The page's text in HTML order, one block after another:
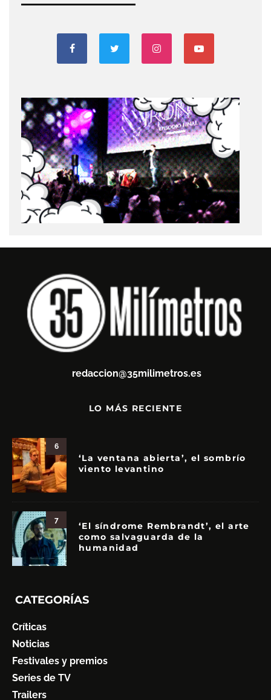
redaccion@35milimetros.es
LO MÁS RECIENTE
6
‘La ventana abierta’, el sombrío
viento levantino
7
‘El síndrome Rembrandt’, el arte
como salvaguarda de la
humanidad
CATEGORÍAS
Críticas
Noticias
Festivales y premios
Series de TV
Trailers